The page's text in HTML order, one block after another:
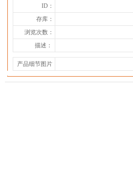
ID：
存库：
浏览次数：
描述：
产品细节图片